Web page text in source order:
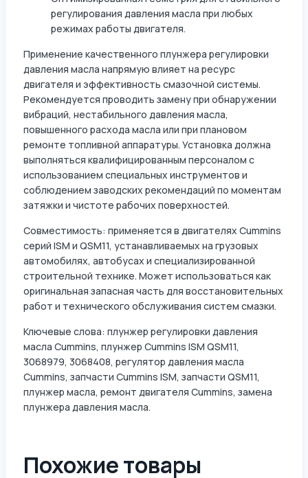
регулирования давления масла при любых
режимах работы двигателя.
Применение качественного плунжера регулировки
давления масла напрямую влияет на ресурс
двигателя и эффективность смазочной системы.
Рекомендуется проводить замену при обнаружении
вибраций, нестабильного давления масла,
повышенного расхода масла или при плановом
ремонте топливной аппаратуры. Установка должна
выполняться квалифицированным персоналом с
использованием специальных инструментов и
соблюдением заводских рекомендаций по моментам
затяжки и чистоте рабочих поверхностей.
Совместимость: применяется в двигателях Cummins
серий ISM и QSM11, устанавливаемых на грузовых
автомобилях, автобусах и специализированной
строительной технике. Может использоваться как
оригинальная запасная часть для восстановительных
работ и технического обслуживания систем смазки.
Ключевые слова: плунжер регулировки давления
масла Cummins, плунжер Cummins ISM QSM11,
3068979, 3068408, регулятор давления масла
Cummins, запчасти Cummins ISM, запчасти QSM11,
плунжер масла, ремонт двигателя Cummins, замена
плунжера давления масла.
Похожие товары